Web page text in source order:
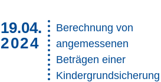
Suchen
19.04.
2024
Berechnung von
angemessenen
Beträgen einer
Kindergrundsicherung